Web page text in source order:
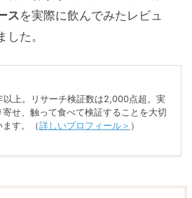
スを実際に飲んでみたレビュ
た。
以上。リサーチ検証数は2,000点超。実
寄せ、触って食べて検証することを大切
ます。（詳しいプロフィール＞ ）